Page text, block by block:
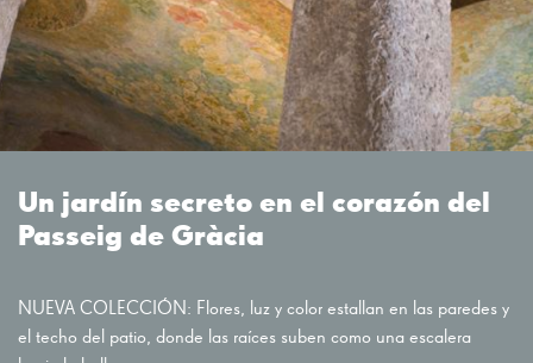
Un jardín secreto en el corazón del
Passeig de Gràcia
NUEVA COLECCIÓN: Flores, luz y color estallan en las paredes y
el techo del patio, donde las raíces suben como una escalera